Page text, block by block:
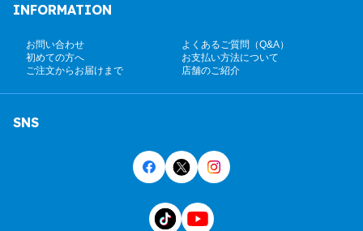
INFORMATION
お問い合わせ
よくあるご質問（Q&A）
初めての方へ
お支払い方法について
ご注文からお届けまで
店舗のご紹介
SNS